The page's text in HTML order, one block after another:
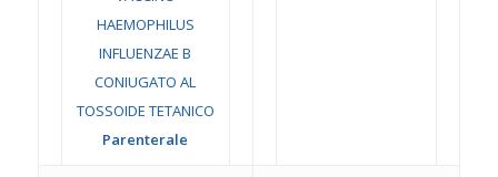
HAEMOPHILUS
INFLUENZAE B
CONIUGATO AL
TOSSOIDE TETANICO
Parenterale